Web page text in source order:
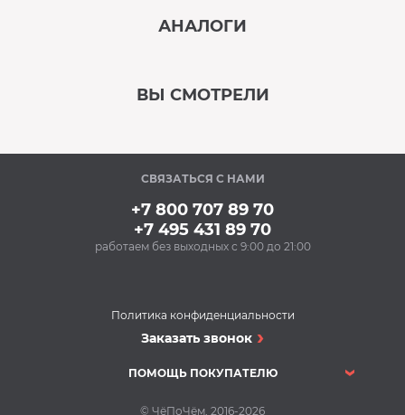
АНАЛОГИ
Кухонная мойка EMAR
EMB-128A PVD Nano
Dark
ВЫ СМОТРЕЛИ
Под заказ
СВЯЗАТЬСЯ С НАМИ
+7 800 707 89 70
+7 495 431 89 70
работаем без выходных с 9:00 до 21:00
Политика конфиденциальности
Заказать звонок
ПОМОЩЬ ПОКУПАТЕЛЮ
© ЧёПоЧём, 2016-2026